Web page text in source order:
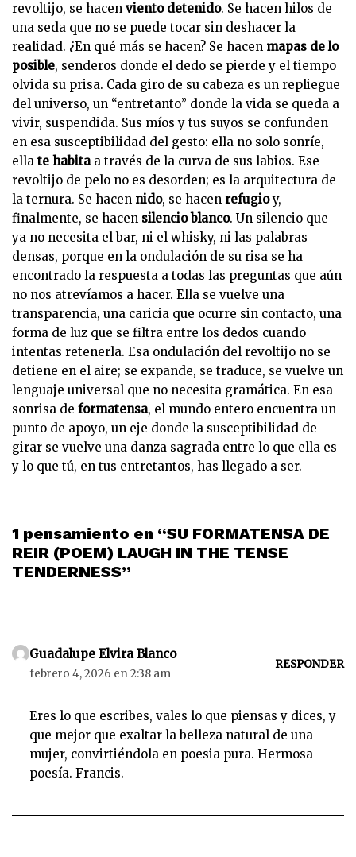
revoltijo, se hacen viento detenido. Se hacen hilos de
una seda que no se puede tocar sin deshacer la
realidad. ¿En qué más se hacen? Se hacen mapas de lo
posible, senderos donde el dedo se pierde y el tiempo
olvida su prisa. Cada giro de su cabeza es un repliegue
del universo, un “entretanto” donde la vida se queda a
vivir, suspendida. Sus míos y tus suyos se confunden
en esa susceptibilidad del gesto: ella no solo sonríe,
ella te habitaa través de la curva de sus labios. Ese
revoltijo de pelo no es desorden; es la arquitectura de
la ternura. Se hacen nido, se hacen refugioy,
finalmente, se hacen silencio blanco. Un silencio que
ya no necesita el bar, ni el whisky, ni las palabras
densas, porque en la ondulación de su risa se ha
encontrado la respuesta a todas las preguntas que aún
no nos atrevíamos a hacer. Ella se vuelve una
transparencia, una caricia que ocurre sin contacto, una
forma de luz que se filtra entre los dedos cuando
intentas retenerla. Esa ondulación del revoltijo no se
detiene en el aire; se expande, se traduce, se vuelve un
lenguaje universal que no necesita gramática. En esa
sonrisa de formatensa, el mundo entero encuentra un
punto de apoyo, un eje donde la susceptibilidad de
girar se vuelve una danza sagrada entre lo que ella es
y lo que tú, en tus entretantos, has llegado a ser.
1 pensamiento en “SU FORMATENSA DE
REIR (POEM) LAUGH IN THE TENSE
TENDERNESS”
Guadalupe Elvira Blanco
febrero 4, 2026 en 2:38 am
RESPONDER
Eres lo que escribes, vales lo que piensas y dices, y
que mejor que exaltar la belleza natural de una
mujer, convirtiéndola en poesia pura. Hermosa
poesía. Francis.